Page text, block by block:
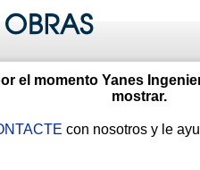
el momento Yanes
mostrar.
con nosotros y le